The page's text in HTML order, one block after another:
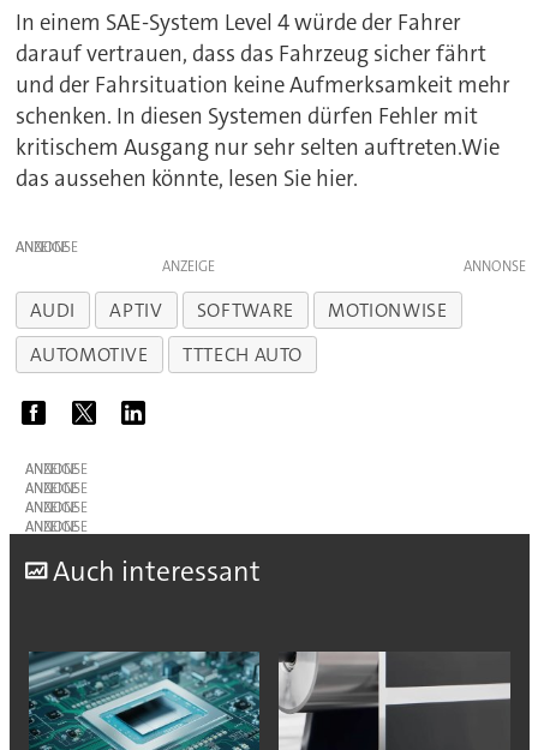
In einem SAE-System Level 4 würde der Fahrer
darauf vertrauen, dass das Fahrzeug sicher fährt
und der Fahrsituation keine Aufmerksamkeit mehr
schenken. In diesen Systemen dürfen Fehler mit
kritischem Ausgang nur sehr selten auftreten.Wie
das aussehen könnte, lesen Sie hier.
ANZEIGE
ANZEIGE
AUDI APTIV SOFTWARE
MOTIONWISE
AUTOMOTIVE
TTTECH AUTO
ANZEIGE
ANZEIGE
ANZEIGE
ANZEIGE
Auch interessant